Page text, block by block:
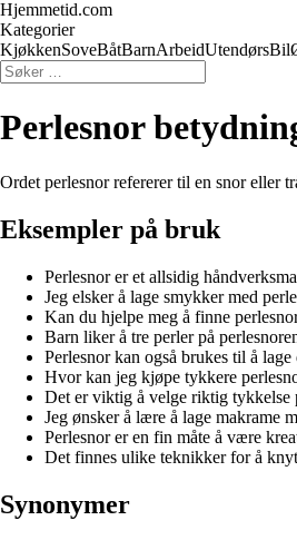
Hjemmetid.com
Kategorier
KjøkkenSoveBåtBarnArbeidUtendørsBil
Perlesnor
Ordet perlesnor refererer til en snor eller
Eksempler på bruk
Perlesnor er et allsidig
Jeg elsker å lage smykker med
Kan du hjelpe meg å finne
Barn liker å tre perler på
Perlesnor kan også brukes til å
Hvor kan jeg kjøpe tykkere
Det er viktig å velge riktig tykkelse
Jeg ønsker å lære å lage makrame
Perlesnor er en fin måte å være
Det finnes ulike teknikker for å
Synonymer